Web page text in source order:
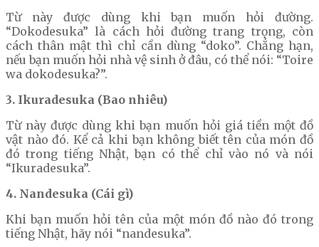
Từ này được dùng khi bạn muốn hỏi đường.
“Dokodesuka” là cách hỏi đường trang trọng, còn
cách thân mật thì chỉ cần dùng “doko”. Chẳng hạn,
nếu bạn muốn hỏi nhà vệ sinh ở đâu, có thể nói: “Toire
wa dokodesuka?”.
3. Ikuradesuka (Bao nhiêu)
Từ này được dùng khi bạn muốn hỏi giá tiền một đồ
vật nào đó. Kể cả khi bạn không biết tên của món đồ
đó trong tiếng Nhật, bạn có thể chỉ vào nó và nói
“Ikuradesuka”.
4. Nandesuka (Cái gì)
Khi bạn muốn hỏi tên của một món đồ nào đó trong
tiếng Nhật, hãy nói “nandesuka”.